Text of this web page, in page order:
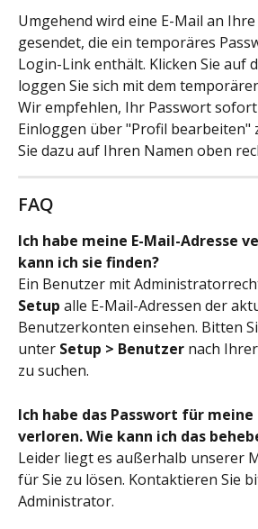
Umgehend wird eine E-Mail an
gesendet, die ein temporäres
Login-Link enthält. Klicken Sie auf
loggen Sie sich mit dem
Wir empfehlen, Ihr Passwort sofort
Einloggen über "Profil bearbeiten"
Sie dazu auf Ihren Namen oben
FAQ
Ich habe meine E-Mail-Adresse
kann ich sie finden?
Ein Benutzer mit
Setup alle E-Mail-Adressen der
Benutzerkonten einsehen. Bitten
unter Setup > Benutzer nach
zu suchen.
Ich habe das Passwort für meine
verloren. Wie kann ich das
Leider liegt es außerhalb unserer
für Sie zu lösen. Kontaktieren Sie
Administrator.